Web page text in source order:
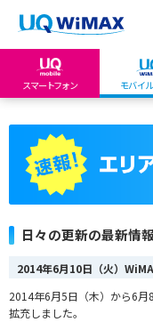
スマートフォン モバイ
My UQ
UQ mobile
UQ WiMAX
UQ WiMAX
日々の更新の最新情
2014年6月10日（火）
2014年6月5日（木）から6月8
拡充しました。